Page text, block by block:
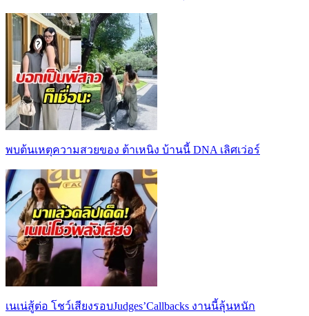
พบต้นเหตุความสวยของ ต้าเหนิง บ้านนี้ DNA เลิศเว่อร์
เนเน่สู้ต่อ โชว์เสียงรอบJudges’Callbacks งานนี้ลุ้นหนัก